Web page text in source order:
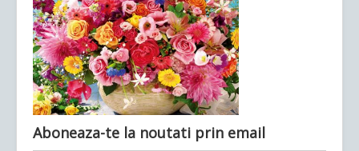
Ultimele articole: Vi, 04.11.2022 -Inspectoratul Școlar
Județean Mehedinți
Aboneaza-te la noutati prin email